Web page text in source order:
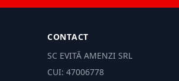
CONTACT
SC EVITĂ AMENZI SRL
CUI: 47006778